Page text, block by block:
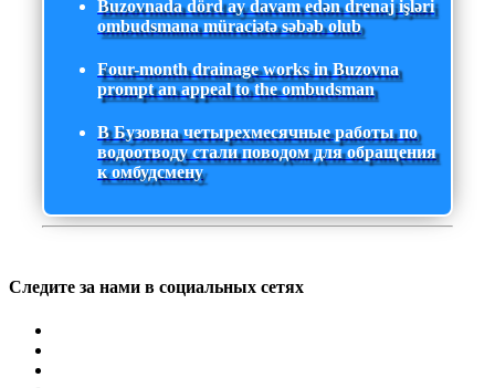
Buzovnada dörd ay davam edən drenaj işləri
ombudsmana müraciətə səbəb olub
Four-month drainage works in Buzovna
prompt an appeal to the ombudsman
В Бузовна четырехмесячные работы по
водоотводу стали поводом для обращения
к омбудсмену
Следите за нами в социальных сетях